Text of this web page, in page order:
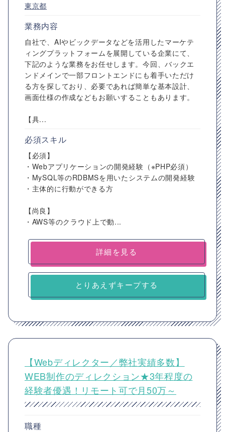
東京都
業務内容
自社で、AIやビックデータなどを活用したマーケテ
ィングプラットフォームを展開している企業にて、
下記のような業務をお任せします。今回、バックエ
ンドメインで一部フロントエンドにも着手いただけ
る方を探しており、必要であれば簡単な基本設計、
画面仕様の作成などもお願いすることもあります。
【具...
必須スキル
【必須】
・Webアプリケーションの開発経験（※PHP必須）
・MySQL等のRDBMSを用いたシステムの開発経験
・主体的に行動ができる方
【尚良】
・AWS等のクラウド上で動...
詳細を見る
とりあえずキープする
【Webディレクター／弊社実績多数】
WEB制作のディレクション★3年程度の
経験者優遇！リモート可で月50万～
職種